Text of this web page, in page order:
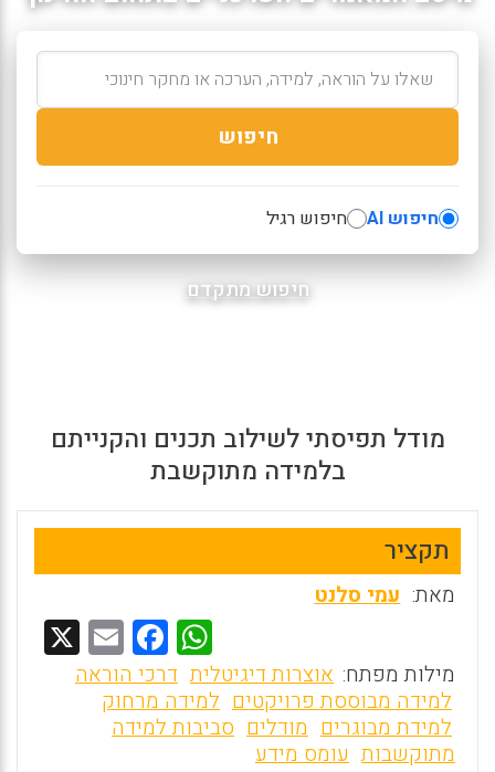
חיפוש
חיפוש AI חיפוש רגיל
חיפוש מתקדם
מודל תפיסתי לשילוב תכנים והקנייתם
בלמידה מתוקשבת
תקציר
מאת: עמי סלנט
W
h
at
s
F
a
ce
b
E
m מילות מפתח: אוצרות דיגיטלית דרכי הוראה
למידה מבוססת פרויקטים למידה מרחוק
למידת מבוגרים מודלים סביבות למידה
מתוקשבות עומס מידע